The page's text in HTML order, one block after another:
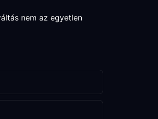
nem az egyetlen